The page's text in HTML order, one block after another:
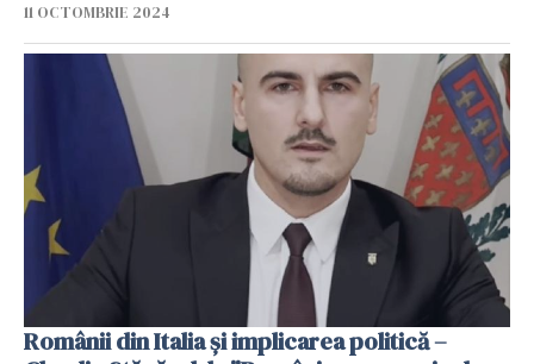
11 OCTOMBRIE 2024
Românii din Italia și implicarea politică –